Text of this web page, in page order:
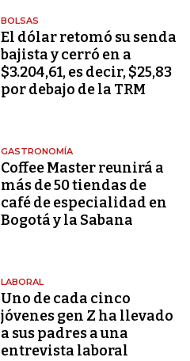
BOLSAS
El dólar retomó su senda
bajista y cerró en a
$3.204,61, es decir, $25,83
por debajo de la TRM
GASTRONOMÍA
Coffee Master reunirá a
más de 50 tiendas de
café de especialidad en
Bogotá y la Sabana
LABORAL
Uno de cada cinco
jóvenes gen Z ha llevado
a sus padres a una
entrevista laboral